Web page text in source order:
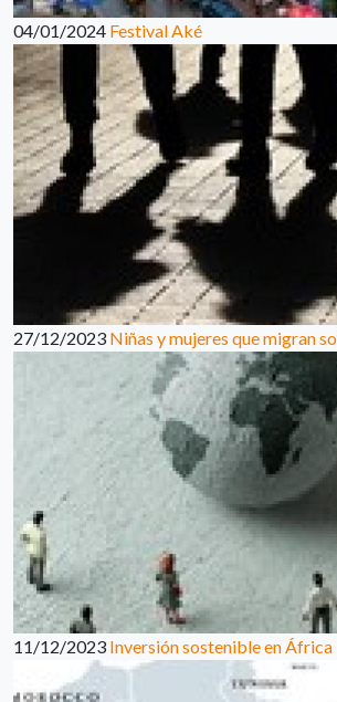
04/01/2024 Festival Aké
27/12/2023 Niñas y mujeres que migran
11/12/2023 Inversión sostenible en África